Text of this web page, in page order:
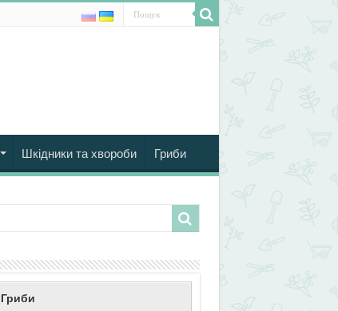
Шкідники та хвороби Гриби
Гриби